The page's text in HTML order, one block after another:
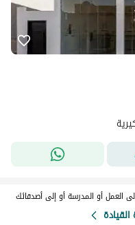
العمل أو المدرسة أو إلى أصدقائك